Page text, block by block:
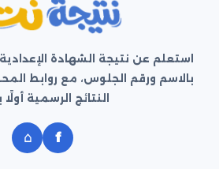
استعلم عن نتيجة الشهادة الإعدادية
بالاسم ورقم الجلوس، مع روابط
النتائج الرسمية أولًا
f
⌂